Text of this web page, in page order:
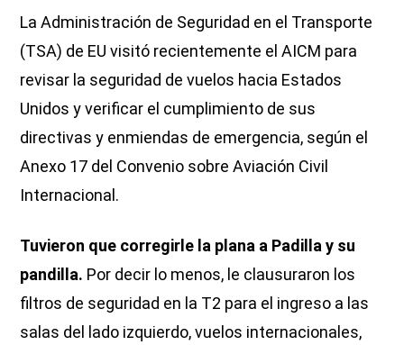
La Administración de Seguridad en el Transporte
(TSA) de EU visitó recientemente el AICM para
revisar la seguridad de vuelos hacia Estados
Unidos y verificar el cumplimiento de sus
directivas y enmiendas de emergencia, según el
Anexo 17 del Convenio sobre Aviación Civil
Internacional.
Tuvieron que corregirle la plana a Padilla y su
pandilla. Por decir lo menos, le clausuraron los
filtros de seguridad en la T2 para el ingreso a las
salas del lado izquierdo, vuelos internacionales,